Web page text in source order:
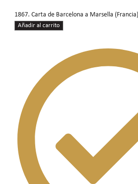
1867. Carta de Barcelona a Marsella
Añadir al carrito